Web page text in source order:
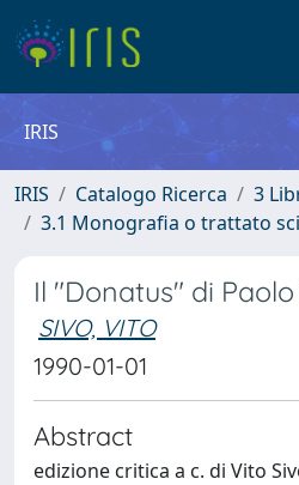
IRIS
IRIS Catalogo Ricerca
3
3.1 Monografia o trattato
Il "Donatus" di
SIVO, VITO
1990-01-01
Abstract
edizione critica a c. di Vito